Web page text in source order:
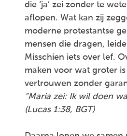
die ‘ja’ zei zonder te
aflopen. Wat kan zij
moderne protestantse
mensen die dragen,
Misschien iets over lef.
maken voor wat groter
vertrouwen zonder
“Maria zei: Ik wil doen
(Lucas 1:38, BGT)